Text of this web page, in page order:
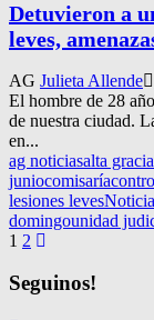
Detuvieron a
leves,
AG Julieta Allende
El hombre de 28
de nuestra ciudad.
en...
ag noticiasalta
juniocomisaría
lesiones leves
domingounidad
Navegación
de
entradas
1 2
Seguinos!